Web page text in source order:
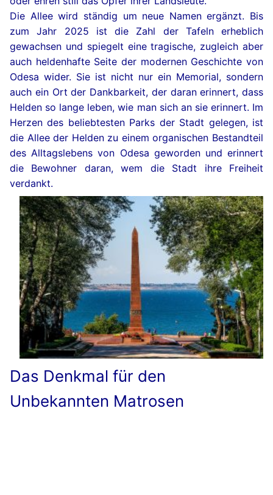
Die Allee wird ständig um neue Namen ergänzt. Bis
zum Jahr 2025 ist die Zahl der Tafeln erheblich
gewachsen und spiegelt eine tragische, zugleich aber
auch heldenhafte Seite der modernen Geschichte von
Odesa wider. Sie ist nicht nur ein Memorial, sondern
auch ein Ort der Dankbarkeit, der daran erinnert, dass
Helden so lange leben, wie man sich an sie erinnert. Im
Herzen des beliebtesten Parks der Stadt gelegen, ist
die Allee der Helden zu einem organischen Bestandteil
des Alltagslebens von Odesa geworden und erinnert
die Bewohner daran, wem die Stadt ihre Freiheit
verdankt.
Das Denkmal für den
Unbekannten Matrosen